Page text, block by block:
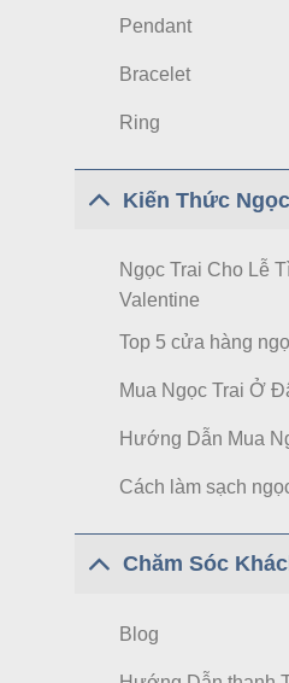
Pendant
Bracelet
Ring
Kiến Thức
Ngọc Trai Cho Lễ
Valentine
Top 5 cửa hàng
Mua Ngọc Trai Ở
Hướng Dẫn Mua
Cách làm sạch
Chăm Sóc
Blog